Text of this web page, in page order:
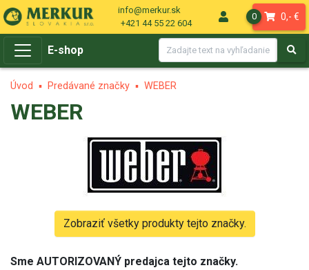
info@merkur.sk
+421 44 55 22 604
0 0,- €
E-shop
Úvod Predávané značky WEBER
WEBER
Zobraziť všetky produkty tejto značky.
Sme AUTORIZOVANÝ predajca tejto značky.